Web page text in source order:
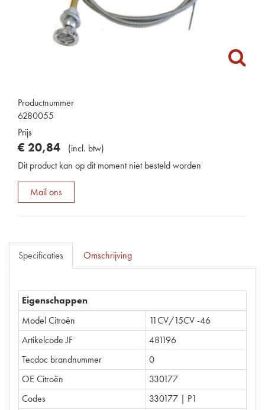
Productnummer
6280055
Prijs
€ 20,84 (incl. btw)
Dit product kan op dit moment niet besteld worden
Mail ons
Specificaties Omschrijving
Eigenschappen
Model Citroën
11CV/15CV -46
Artikelcode JF
481196
Tecdoc brandnummer
0
OE Citroën
330177
Codes
330177 | P1